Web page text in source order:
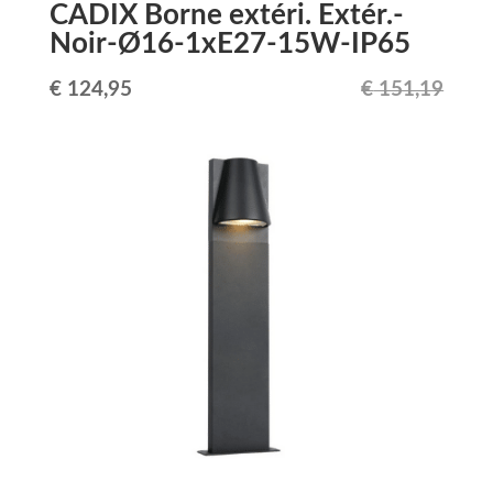
CADIX Borne extéri. Extér.-
Noir-Ø16-1xE27-15W-IP65
€151,19
Le
€124,95Le
€ 124,95.